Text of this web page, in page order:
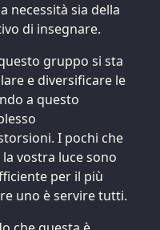
necessità sia della
di insegnare.
gruppo si sta
e diversificare le
a questo
I pochi che
vostra luce sono
per il più
uno è servire tutti.